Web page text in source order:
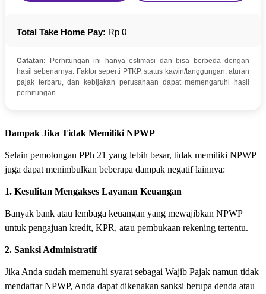
Total Take Home Pay: Rp 0
Catatan: Perhitungan ini hanya estimasi dan bisa berbeda dengan
hasil sebenarnya. Faktor seperti PTKP, status kawin/tanggungan, aturan
pajak terbaru, dan kebijakan perusahaan dapat memengaruhi hasil
perhitungan.
Dampak Jika Tidak Memiliki NPWP
Selain pemotongan PPh 21 yang lebih besar, tidak memiliki NPWP
juga dapat menimbulkan beberapa dampak negatif lainnya:
1. Kesulitan Mengakses Layanan Keuangan
Banyak bank atau lembaga keuangan yang mewajibkan NPWP
untuk pengajuan kredit, KPR, atau pembukaan rekening tertentu.
2. Sanksi Administratif
Jika Anda sudah memenuhi syarat sebagai Wajib Pajak namun tidak
mendaftar NPWP, Anda dapat dikenakan sanksi berupa denda atau